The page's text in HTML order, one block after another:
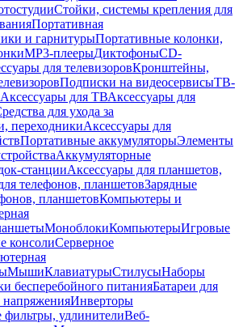
Стойки, системы крепления для
Портативная
и гарнитурыПортативные колонки,
MP3-плеерыДиктофоныCD-
для телевизоровКронштейны,
Подписки на видеосервисыТВ-
Аксессуары для ТВАксессуары для
для ухода за
переходникиАксессуары для
Портативные аккумуляторыЭлементы
Аккумуляторные
станцииАксессуары для планшетов,
телефонов, планшетовЗарядные
планшетовКомпьютеры и
МоноблокиКомпьютерыИгровые
консолиСерверное
МышиКлавиатурыСтилусыНаборы
бесперебойного питанияБатареи для
напряженияИнверторы
фильтры, удлинителиВеб-